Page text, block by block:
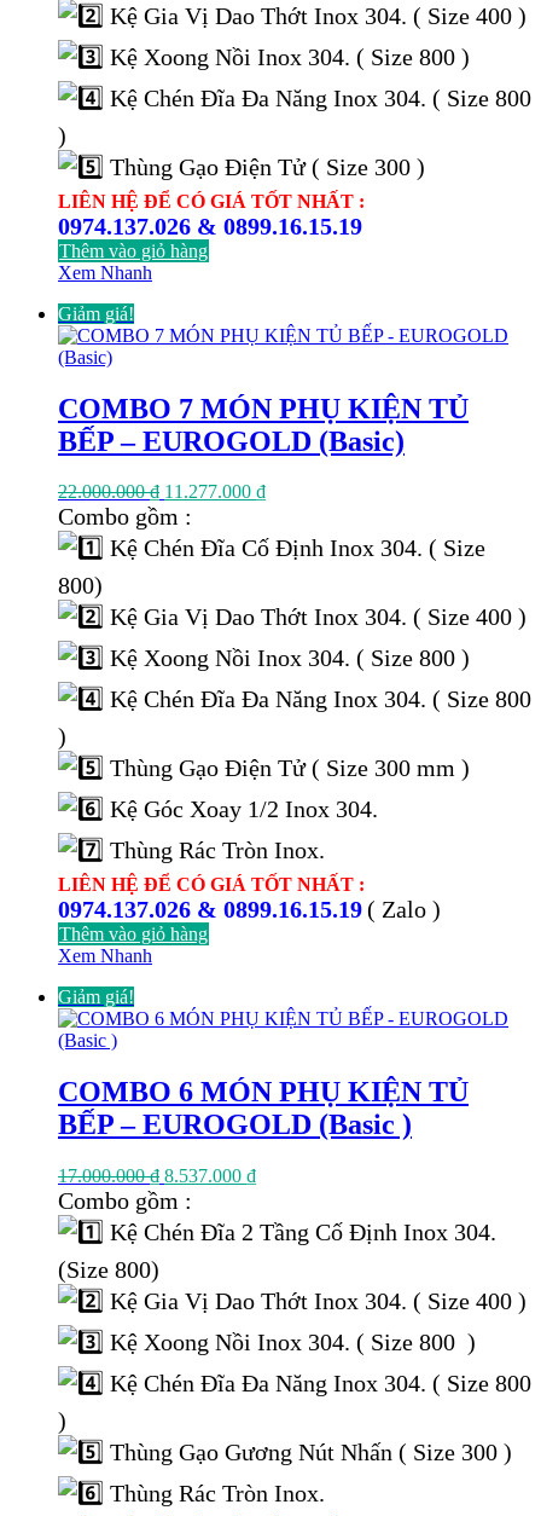
Kệ Gia Vị Dao Thớt Inox 304. ( Size 400 )
Kệ Xoong Nồi Inox 304. ( Size 800 )
Kệ Chén Đĩa Đa Năng Inox 304. ( Size 800
)
Thùng Gạo Điện Tử ( Size 300 )
LIÊN HỆ ĐỂ CÓ GIÁ TỐT NHẤT :
0974.137.026 & 0899.16.15.19
Thêm vào giỏ hàng
Xem Nhanh
Giảm giá!
COMBO 7 MÓN PHỤ KIỆN TỦ
BẾP – EUROGOLD (Basic)
22.000.000₫ Giá
gốc
là:
22.000.000 ₫.
11.277.000 ₫Giá
tại
là:
Combo gồm :
Kệ Chén Đĩa Cố Định Inox 304. ( Size
800)
Kệ Gia Vị Dao Thớt Inox 304. ( Size 400 )
Kệ Xoong Nồi Inox 304. ( Size 800 )
Kệ Chén Đĩa Đa Năng Inox 304. ( Size 800
)
Thùng Gạo Điện Tử ( Size 300 mm )
Kệ Góc Xoay 1/2 Inox 304.
Thùng Rác Tròn Inox.
LIÊN HỆ ĐỂ CÓ GIÁ TỐT NHẤT :
0974.137.026 & 0899.16.15.19( Zalo )
Thêm vào giỏ hàng
Xem Nhanh
Giảm giá!
COMBO 6 MÓN PHỤ KIỆN TỦ
BẾP – EUROGOLD (Basic )
17.000.000₫ Giá
gốc
17.000.000 ₫.
8.537.000 ₫Giá
là:
Combo gồm :
Kệ Chén Đĩa 2 Tầng Cố Định Inox 304.
(Size 800)
Kệ Gia Vị Dao Thớt Inox 304. ( Size 400 )
Kệ Xoong Nồi Inox 304. ( Size 800 )
Kệ Chén Đĩa Đa Năng Inox 304. ( Size 800
)
Thùng Gạo Gương Nút Nhấn ( Size 300 )
Thùng Rác Tròn Inox.